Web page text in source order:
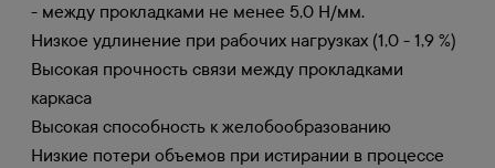
- между прокладками не менее 5,0 Н/мм.
Низкое удлинение при рабочих нагрузках (1,0 - 1,9 %)
Высокая прочность связи между прокладками
каркаса
Высокая способность к желобообразованию
Низкие потери объемов при истирании в процессе